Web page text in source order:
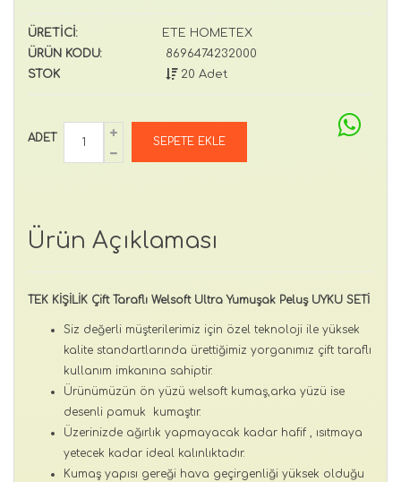
ÜRETİCİ:
ETE HOMETEX
ÜRÜN KODU:
8696474232000
STOK
20 Adet
ADET
Ürün Açıklaması
TEK KİŞİLİK Çift Taraflı Welsoft Ultra Yumuşak Peluş UYKU SETİ
Siz değerli müşterilerimiz için özel teknoloji ile yüksek
kalite standartlarında ürettiğimiz yorganımız çift taraflı
kullanım imkanına sahiptir.
Ürünümüzün ön yüzü welsoft kumaş,arka yüzü ise
desenli pamuk kumaştır.
Üzerinizde ağırlık yapmayacak kadar hafif , ısıtmaya
yetecek kadar ideal kalınlıktadır.
Kumaş yapısı gereği hava geçirgenliği yüksek olduğu